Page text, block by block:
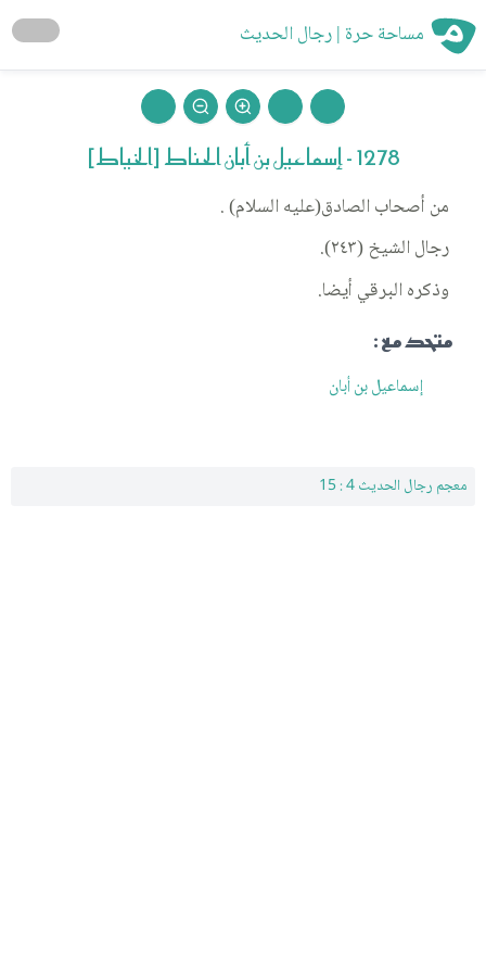
مساحة حرة | رجال الحديث
1278 - إسماعيل بن أبان الحناط [الخياط]
من أصحاب الصادق(عليه السلام) .
رجال الشيخ (٢٤٣).
وذكره البرقي أيضا.
متحد مع :
إسماعيل بن أبان
معجم رجال الحديث 4 : 15